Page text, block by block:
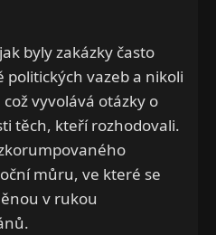
byly zakázky často
politických vazeb a nikoli
vyvolává otázky o
těch, kteří rozhodovali.
můru, ve které se
v rukou